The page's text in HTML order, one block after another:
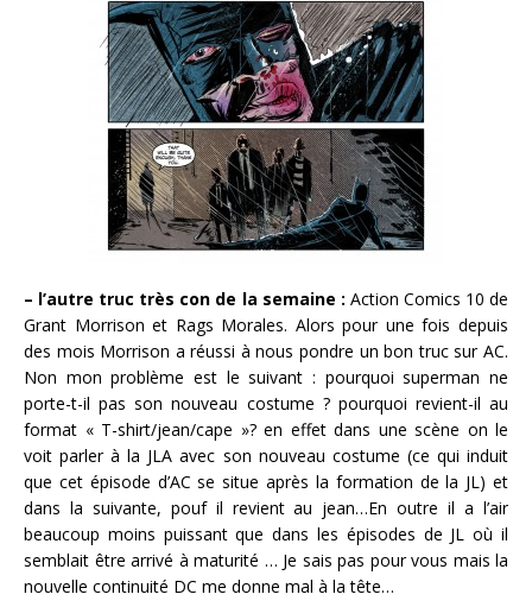
– l’autre truc très con de la semaine : Action Comics 10 de
Grant Morrison et Rags Morales. Alors pour une fois depuis
des mois Morrison a réussi à nous pondre un bon truc sur AC.
Non mon problème est le suivant : pourquoi superman ne
porte-t-il pas son nouveau costume ? pourquoi revient-il au
format « T-shirt/jean/cape »? en effet dans une scène on le
voit parler à la JLA avec son nouveau costume (ce qui induit
que cet épisode d’AC se situe après la formation de la JL) et
dans la suivante, pouf il revient au jean…En outre il a l’air
beaucoup moins puissant que dans les épisodes de JL où il
semblait être arrivé à maturité … Je sais pas pour vous mais la
nouvelle continuité DC me donne mal à la tête…